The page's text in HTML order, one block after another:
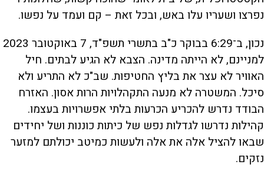
נפרצו ושעריו עלו באש, ובכל זאת – קם ועמד על נפשו.
נכון, ב־6:29 בבוקר כ"ב בתשרי תשפ"ד, 7 באוקטובר 2023
למניינם, לא הייתה מדינה. הצבא לא הגיע לבתים. חיל
האוויר לא עצר את בליץ החטיפות. שב"כ לא התריע ולא
סיכל. המשטרה לא מנעה התקהלויות הרות אסון. האזרח
הבודד נדרש להכריע הכרעות בלתי אפשרויות בעצמו.
קהילות נדרשו לגדלות נפש של כיתות כוננות ושל יחידים
שבאו להציל אלה את אלה ולעשות כמיטב יכולתם למזער
נזקים.